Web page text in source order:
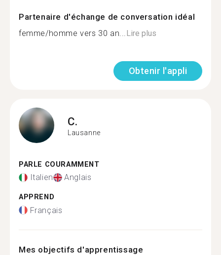
Partenaire d'échange de conversation idéal
femme/homme vers 30 an... Lire plus
Obtenir l'appli
C.
Lausanne
PARLE COURAMMENT
Italien Anglais
APPREND
Français
Mes objectifs d'apprentissage